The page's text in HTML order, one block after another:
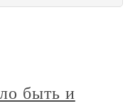
быть и